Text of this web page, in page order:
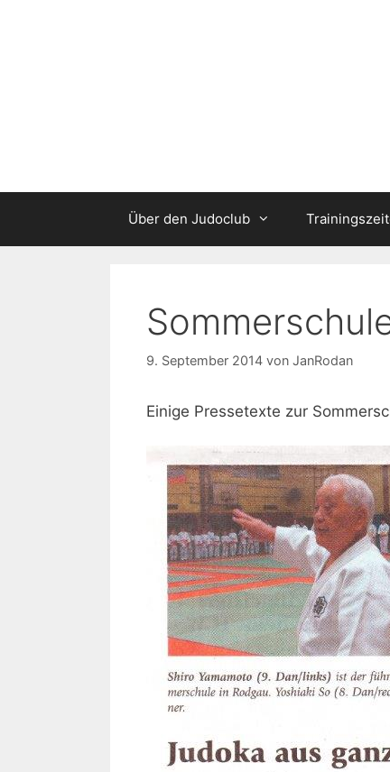
Über den Judoclub
9. September 2014 von JanRodan
Einige Pressetexte zur